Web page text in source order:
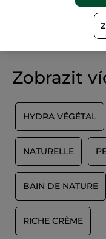
Zobrazit
HYDRA VÉGÉTAL
NATURELLE
BAIN DE NATURE
RICHE CRÈME